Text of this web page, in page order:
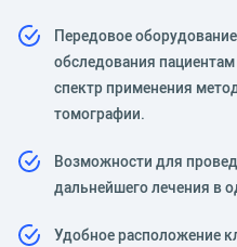
Передовое
обследования
спектр применения
томографии.
Возможности для
дальнейшего лечения в
Удобное расположение